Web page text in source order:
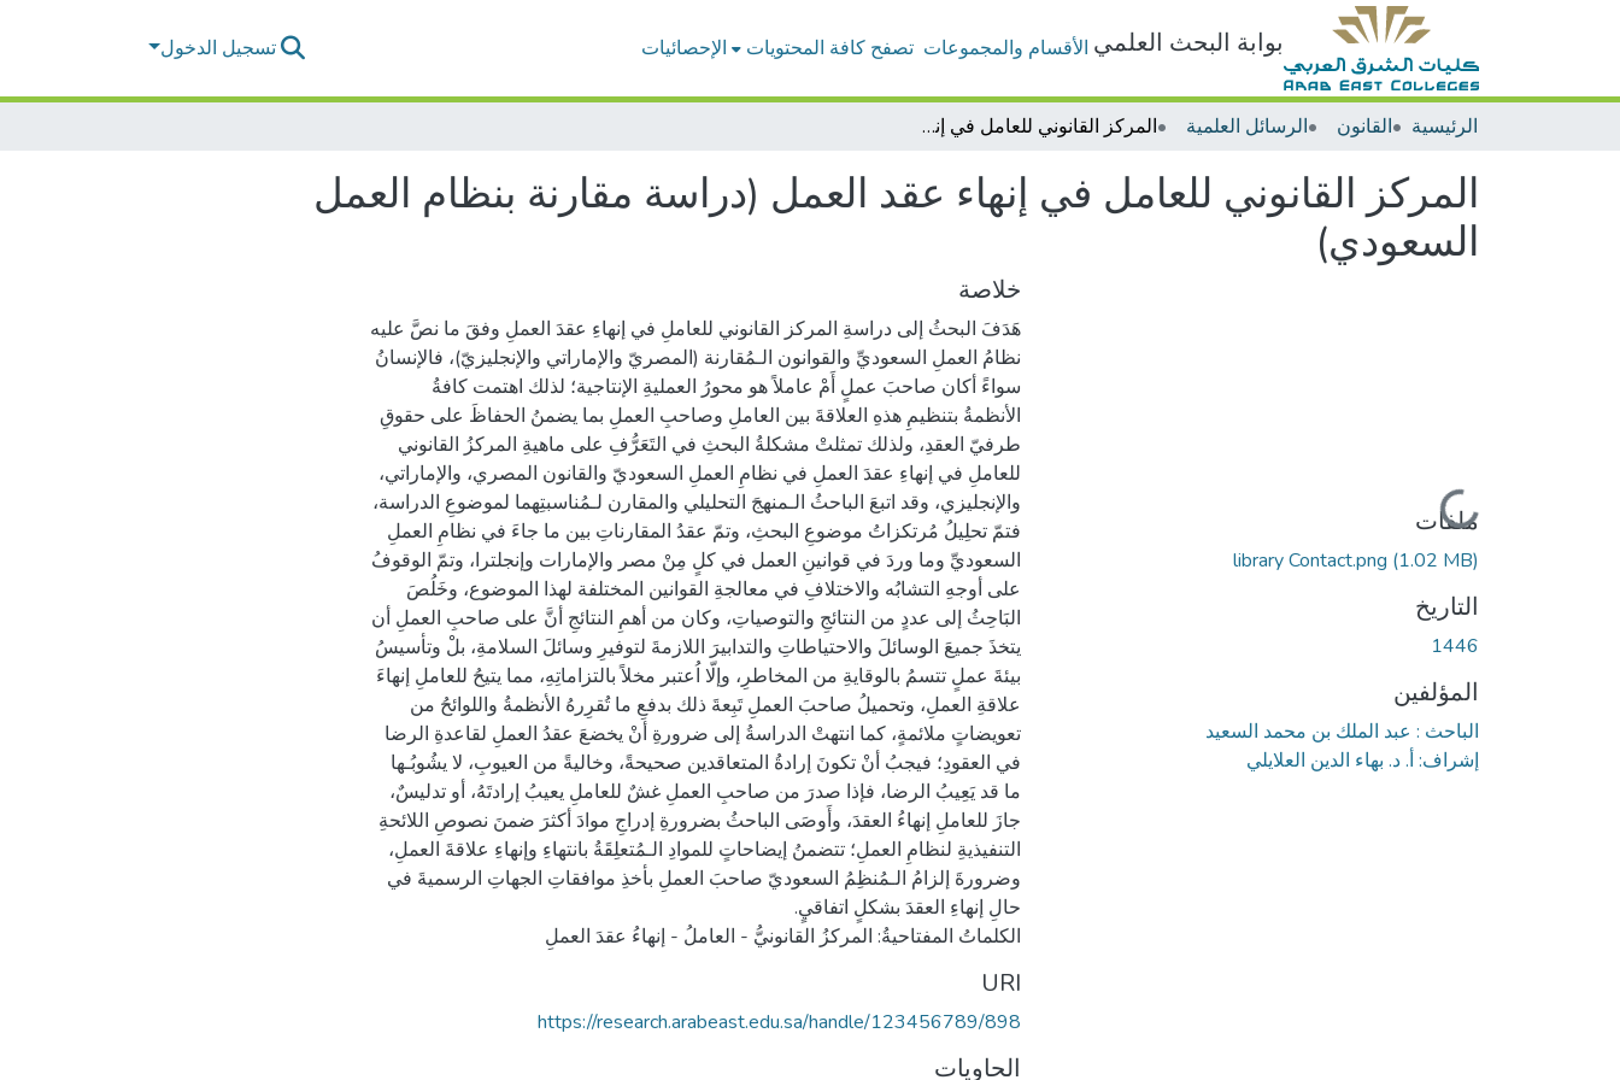
بوابة البحث العلمي الأقسام والمجموعات تصفح كافة المحتويات الإحصائيات تسجيل الدخول
الرئيسية القانون الرسائل العلمية المركز القانوني للعامل في إنهاء عقد العمل (دراسة مقارنة بنظام العمل السعودي)
المركز القانوني للعامل في إنهاء عقد العمل (دراسة مقارنة بنظام العمل
السعودي)
جاري التحميل...
ملفات
library Contact.png (1.02 MB)
التاريخ
1446
المؤلفين
الباحث : عبد الملك بن محمد السعيد
إشراف: أ. د. بهاء الدين العلايلي
خلاصة
هَدَفَ البحثُ إلى دراسةِ المركز القانوني للعاملِ في إنهاءِ عقدَ العملِ وفقَ ما نصَّ عليه
نظامُ العملِ السعوديِّ والقوانون الـمُقارنة (المصريّ والإماراتي والإنجليزيّ)، فالإنسانُ
سواءً أكان صاحبَ عملٍ أَمْ عاملاً هو محورُ العمليةِ الإنتاجية؛ لذلك اهتمت كافةُ
الأنظمةُ بتنظيمِ هذهِ العلاقةَ بين العاملِ وصاحبِ العملِ بما يضمنُ الحفاظَ على حقوقِ
طرفيّ العقدِ، ولذلك تمثلتْ مشكلةُ البحثِ في التَعَرُّفِ على ماهيةِ المركزُ القانوني
للعاملِ في إنهاءِ عقدَ العملِ في نظامِ العملِ السعوديّ والقانون المصري، والإماراتي،
والإنجليزي، وقد اتبعَ الباحثُ الـمنهجَ التحليلي والمقارن لـمُناسبتِهما لموضوعِ الدراسة،
فتمّ تحلِيلُ مُرتكزاتُ موضوعِ البحثِ، وتمّ عقدُ المقارناتِ بين ما جاءَ في نظامِ العملِ
السعوديِّ وما وردَ في قوانينِ العمل في كلٍ مِنْ مصر والإمارات وإنجلترا، وتمّ الوقوفُ
على أوجهِ التشابُه والاختلافِ في معالجةِ القوانين المختلفة لهذا الموضوع، وخَلُصَ
البَاحِثُ إلى عددٍ من النتائجِ والتوصياتِ، وكان من أهمِ النتائجِ أنَّ على صاحبِ العملِ أن
يتخذَ جميعَ الوسائلَ والاحتياطاتِ والتدابيرَ اللازمةَ لتوفيرِ وسائلَ السلامةِ، بلْ وتأسيسُ
بيئةَ عملٍ تتسمُ بالوقايةِ من المخاطرِ، وإلّا اُعتبر مخلاً بالتزاماتِهِ، مما يتيحُ للعاملِ إنهاءَ
علاقةِ العملِ، وتحميلُ صاحبَ العملِ تَبِعةَ ذلك بدفعِ ما تُقرِرهُ الأنظمةُ واللوائحُ من
تعويضاتٍ ملائمةٍ، كما انتهتْ الدراسةُ إلى ضرورةِ أنْ يخضعَ عقدُ العملِ لقاعدةِ الرضا
في العقودِ؛ فيجبُ أنْ تكونَ إرادةُ المتعاقدين صحيحةً، وخاليةً من العيوبِ، لا يشُوبُـها
ما قد يَعِيبُ الرضا، فإذا صدرَ من صاحبِ العملِ غشٌ للعاملِ يعيبُ إرادتَهُ، أو تدليسٌ،
جازَ للعاملِ إنهاءُ العقدَ، وأَوصَى الباحثُ بضرورةِ إدراجِ موادَ أكثرَ ضمنَ نصوصِ اللائحةِ
التنفيذيةِ لنظامِ العملِ؛ تتضمنُ إيضاحاتٍ للموادِ الـمُتعلِقَةُ بانتهاءِ وإنهاءِ علاقةَ العملِ،
وضرورةَ إلزامُ الـمُنظِمُ السعوديّ صاحبَ العملِ بأخذِ موافقاتِ الجهاتِ الرسميةَ في
الكلماتُ المفتاحيةُ: المركزُ القانونيُّ - العاملُ - إنهاءُ عقدَ العملِ
URI
https://research.arabeast.edu.sa/handle/123456789/898
الحاويات